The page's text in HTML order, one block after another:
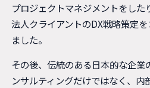
プロジェクトマネジメントをした
法人クライアントのDX戦略策定
ました。
その後、伝統のある日本的な企業
ンサルティングだけではなく、内